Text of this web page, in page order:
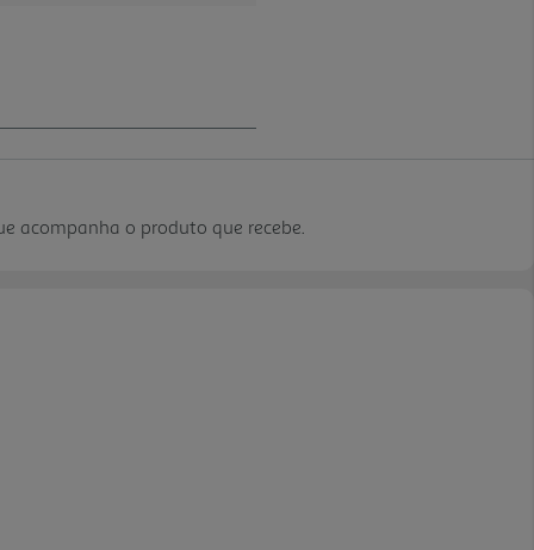
acompanha o produto que recebe.